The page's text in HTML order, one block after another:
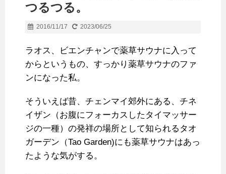
つるつる。
2016/11/17 2023/06/25
ラオス、ビエンチャンで薬草サウナに入って
からというもの、すっかり薬草サウナのファ
ンになった私。
そういえば昔、チェンマイ郊外にある、チネ
イザン（お腹にフォーカスしたタイマッサー
ジの一種）の発祥の場所として知られるタオ
ガーデン（Tao Garden)にも薬草サウナはあっ
たような気がする。